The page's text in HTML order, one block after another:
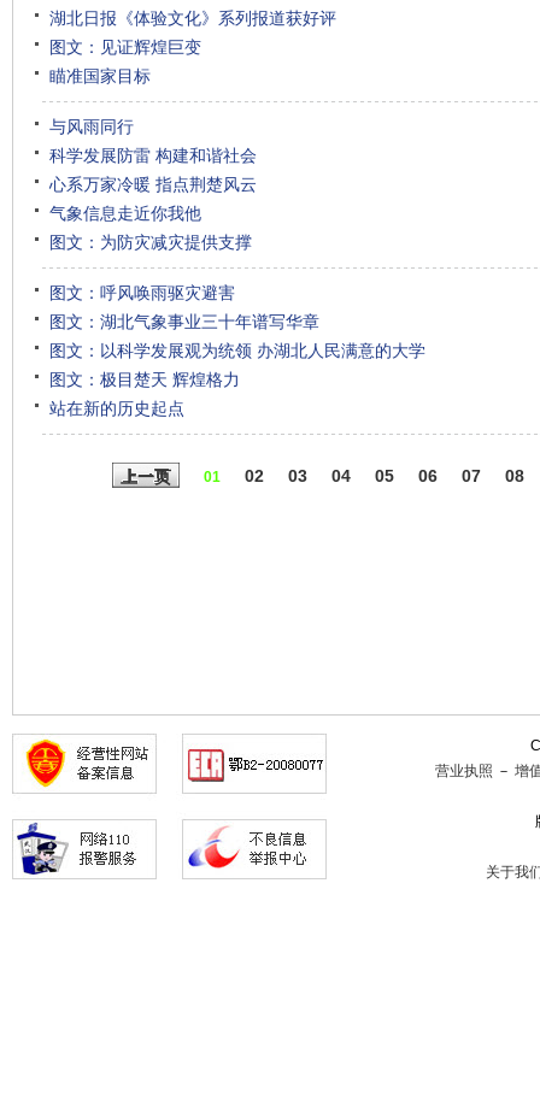
湖北日报《体验文化》系列报道获好评
图文：见证辉煌巨变
瞄准国家目标
与风雨同行
科学发展防雷 构建和谐社会
心系万家冷暖 指点荆楚风云
气象信息走近你我他
图文：为防灾减灾提供支撑
图文：呼风唤雨驱灾避害
图文：湖北气象事业三十年谱写华章
图文：以科学发展观为统领 办湖北人民满意的大学
图文：极目楚天 辉煌格力
站在新的历史起点
上一页 01 02 03 04 05 06 07 08
营业执照 － 增
关于我